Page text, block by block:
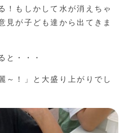
！もしかして水が消えちゃ
見が子ども達から出てきま
と・・・
～！」と大盛り上がりでし